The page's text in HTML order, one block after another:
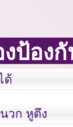
ป้อง
ด้
วก หูตึง